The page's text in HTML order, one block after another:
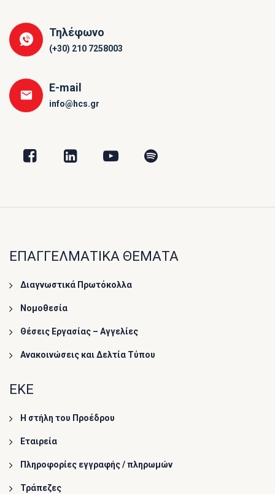
Τηλέφωνο
(+30) 210 7258003
E-mail
info@hcs.gr
ΕΠΑΓΓΕΛΜΑΤΙΚΑ ΘΕΜΑΤΑ
Διαγνωστικά Πρωτόκολλα
Νομοθεσία
Θέσεις Εργασίας – Αγγελίες
Ανακοινώσεις και Δελτία Τύπου
ΕΚΕ
Η στήλη του Προέδρου
Εταιρεία
Πληροφορίες εγγραφής / πληρωμών
Τράπεζες